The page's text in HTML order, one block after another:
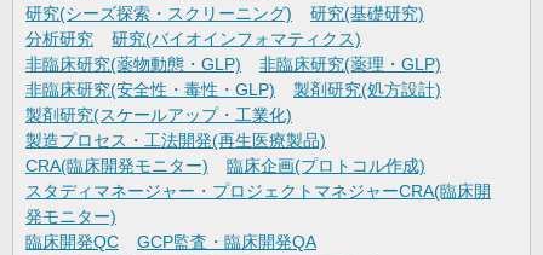
研究(シーズ探索・スクリーニング)
研究(基礎研究)
分析研究
研究(バイオインフォマティクス)
非臨床研究(薬物動態・GLP)
非臨床研究(薬理・GLP)
非臨床研究(安全性・毒性・GLP)
製剤研究(処方設計)
製剤研究(スケールアップ・工業化)
製造プロセス・工法開発(再生医療製品)
CRA(臨床開発モニター)
臨床企画(プロトコル作成)
スタディマネージャー・プロジェクトマネジャーCRA(臨床開
発モニター)
臨床開発QC
GCP監査・臨床開発QA